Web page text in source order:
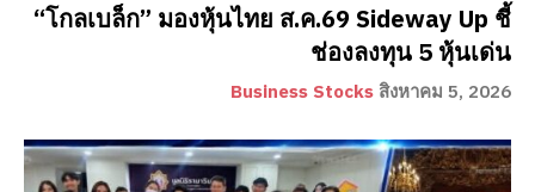
“โกลเบล็ก” มองหุ้นไทย ส.ค.69 Sideway Up ชี้
ช่องลงทุน 5 หุ้นเด่น
Business Stocks สิงหาคม 5, 2026